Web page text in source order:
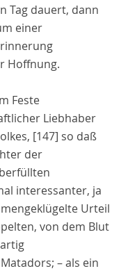
Tag dauert, dann
einer
Hoffnung.
Feste
Liebhaber
[147] so daß
der
interessanter, ja
Urteil
von dem Blut
– als ein